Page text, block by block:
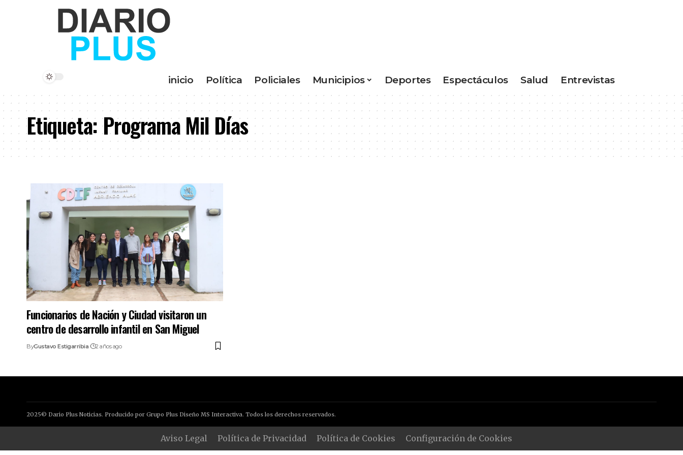
inicio Política Policiales Municipios Deportes Espectáculos Salud Entrevistas
Etiqueta:Programa Mil Días
Funcionarios de Nación y Ciudad visitaron un
centro de desarrollo infantil en San Miguel
ByGustavo Estigarribia 2 años ago
2025© Dario Plus Noticias. Producido por Grupo Plus Diseño MS Interactiva. Todos los derechos reservados.
Aviso Legal Política de Privacidad Política de Cookies Configuración de Cookies